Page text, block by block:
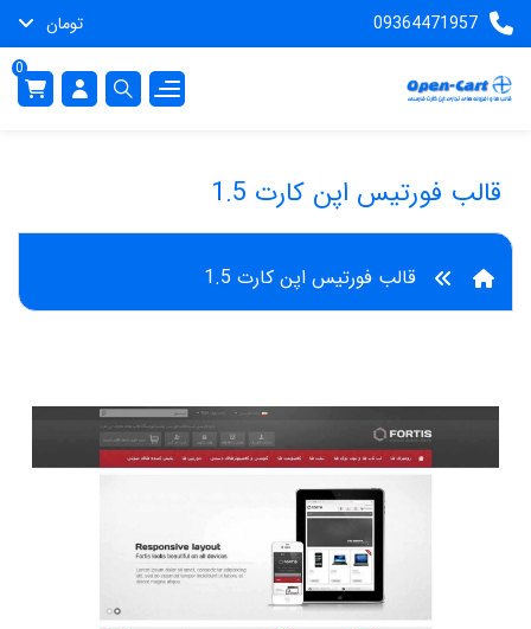
09364471957 تومان
0
قالب فورتیس اپن کارت 1.5
قالب فورتیس اپن کارت 1.5